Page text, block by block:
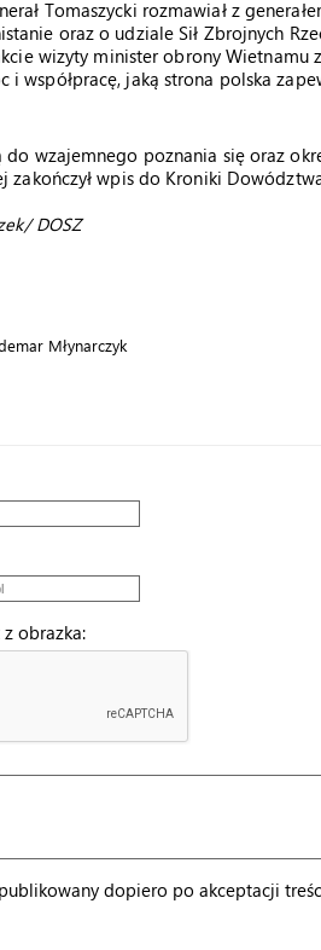
Tomaszycki rozmawiał z
oraz o udziale Sił Zbrojnych
wizyty minister obrony Wietnamu
i współpracę, jaką strona polska
do wzajemnego poznania się oraz
zakończył wpis do Kroniki
DOSZ
Młynarczyk
z obrazka:
dopiero po akceptacji